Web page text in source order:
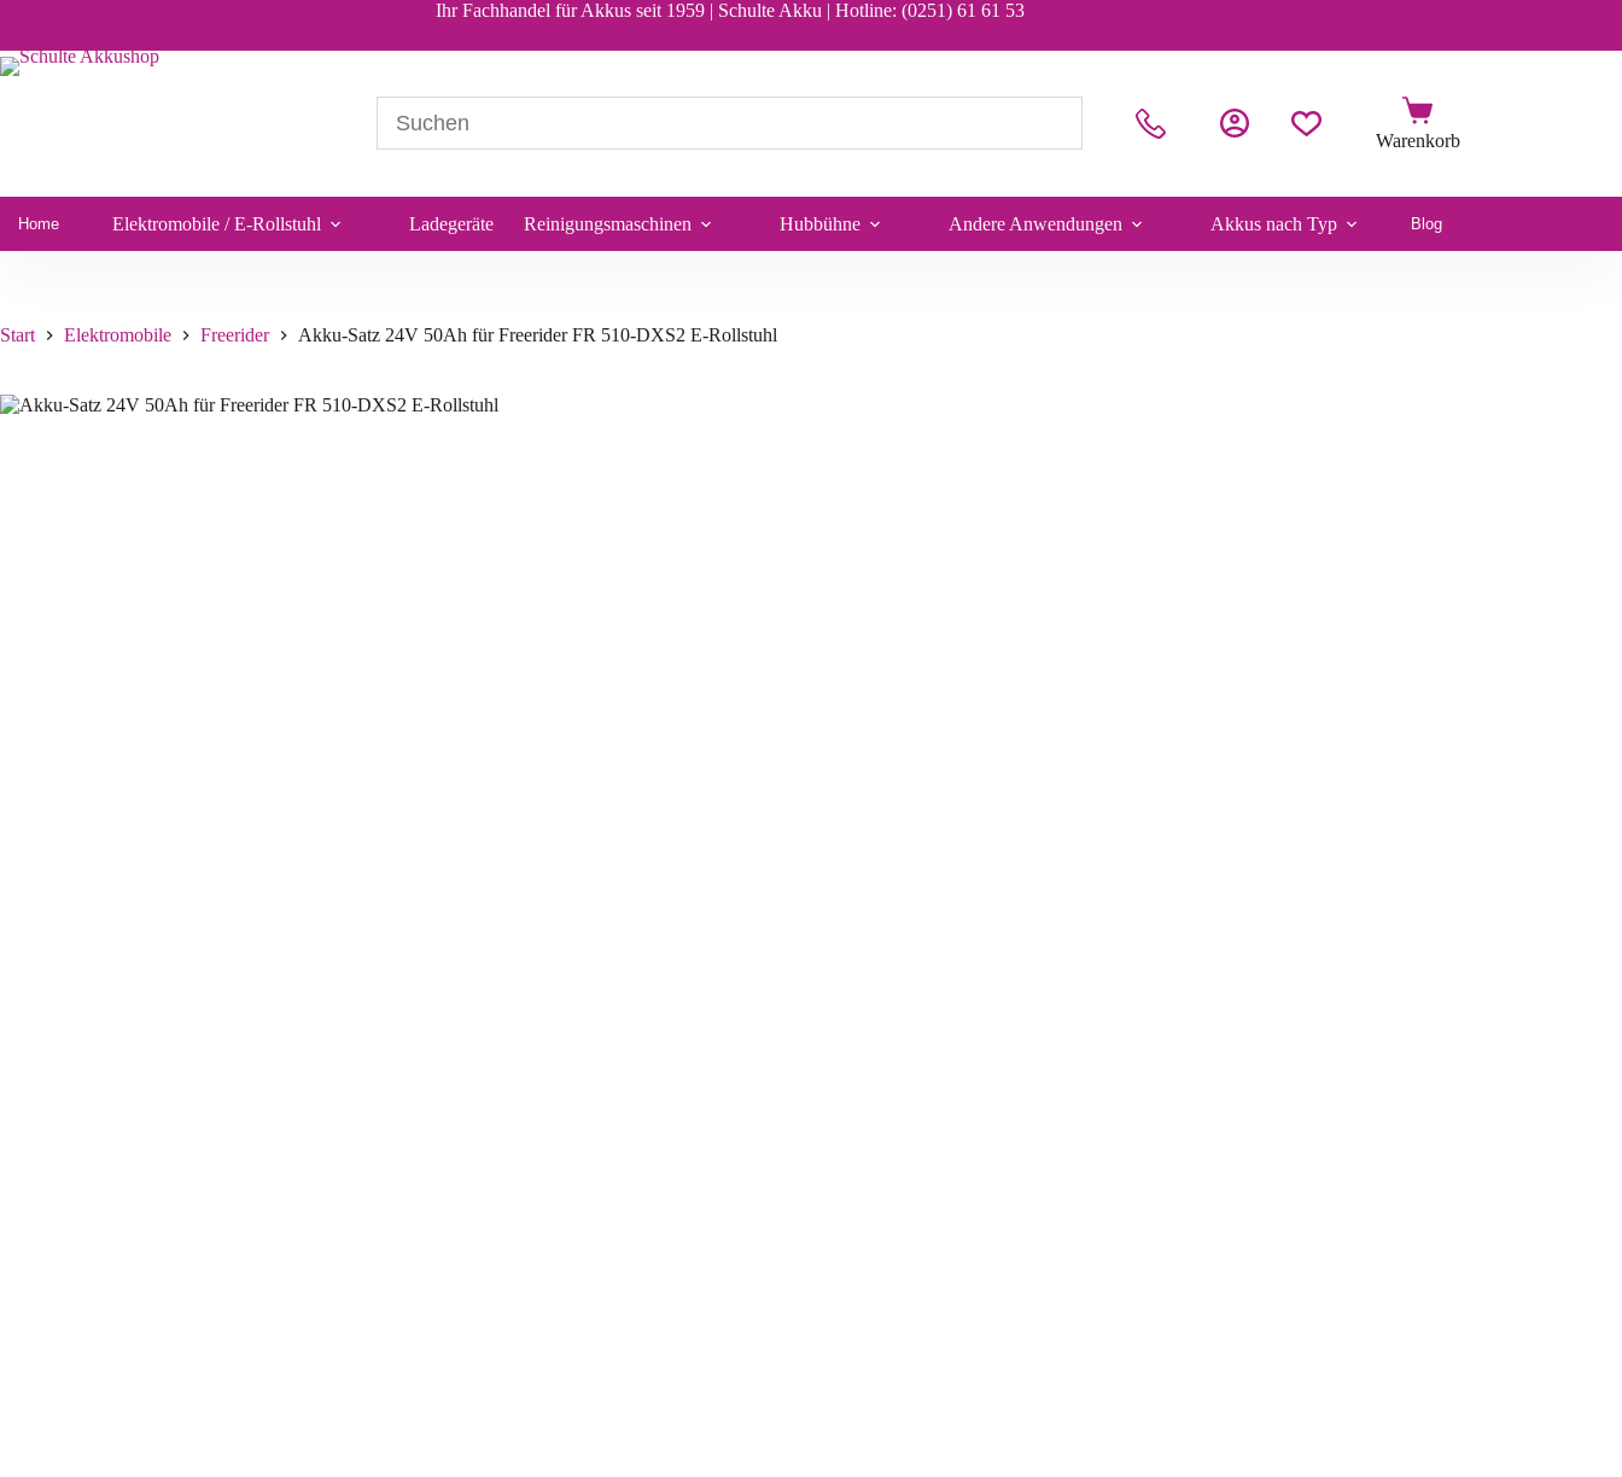
In den Warenkorb
Ihr Fachhandel für Akkus seit 1959 | Schulte Akku | Hotline: (0251) 61 61 53
Home Elektromobile / E-Rollstuhl Ladegeräte Reinigungsmaschinen Hubbühne Andere Anwendungen Akkus nach Typ Blog
Start Elektromobile Freerider Akku-Satz 24V 50Ah für Freerider FR 510-DXS2 E-Rollstuhl